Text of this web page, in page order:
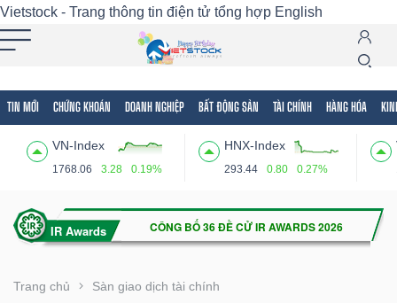
Vietstock - Trang thông tin điện tử tổng hợp English
TIN MỚI CHỨNG KHOÁN DOANH NGHIỆP BẤT ĐỘNG SẢN TÀI CHÍNH HÀNG HÓA
VN-Index
1768.06 3.28 0.19%
HNX-Index
293.44 0.80 0.27%
Trang chủ Sàn giao dịch tài chính
Tất cả Tính năng Ngành Mã chứng khoán
Tính
(-)
VIETSTOCK